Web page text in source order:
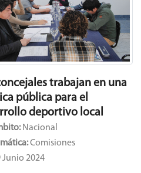
trabajan en una
pública para el
deportivo local
Nacional
Comisiones
Junio 2024